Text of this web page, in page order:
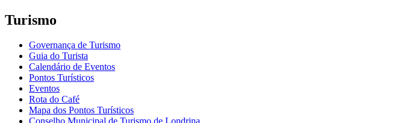
Turismo
Governança de Turismo
Guia do Turista
Calendário de Eventos
Pontos Turísticos
Eventos
Rota do Café
Mapa dos Pontos Turísticos